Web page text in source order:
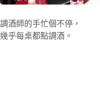
調酒師的手忙個不停，
幾乎每桌都點調酒。